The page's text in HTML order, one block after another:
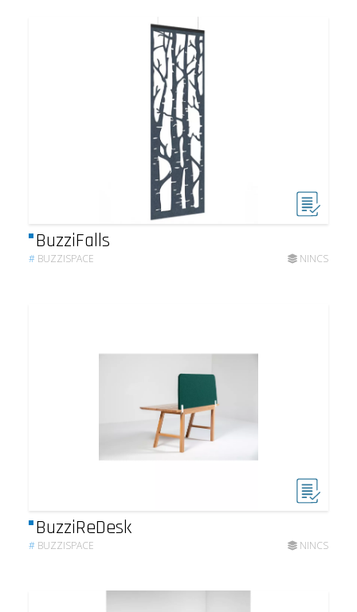
BuzziFalls
# BUZZISPACE NINCS
BuzziReDesk
# BUZZISPACE NINCS